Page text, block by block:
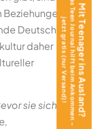
Deutsche
daher
sie sich
Mit Teenager ins Ausland?
Das Teen Journal hilft beim Ankommen –
jetzt gratis (nur Versand)!